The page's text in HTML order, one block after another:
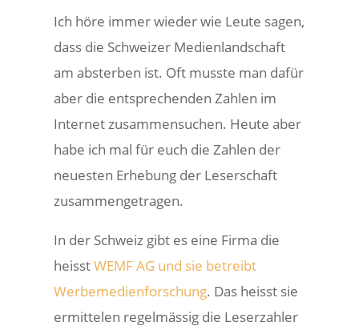
Ich höre immer wieder wie Leute sagen,
dass die Schweizer Medienlandschaft
am absterben ist. Oft musste man dafür
aber die entsprechenden Zahlen im
Internet zusammensuchen. Heute aber
habe ich mal für euch die Zahlen der
neuesten Erhebung der Leserschaft
zusammengetragen.
In der Schweiz gibt es eine Firma die
heisstWEMF AG und sie betreibt
Werbemedienforschung. Das heisst sie
ermittelen regelmässig die Leserzahler